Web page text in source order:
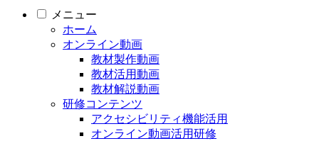
メニュー
ホーム
オンライン動画
教材製作動画
教材活用動画
教材解説動画
研修コンテンツ
アクセシビリティ機能活用
オンライン動画活用研修